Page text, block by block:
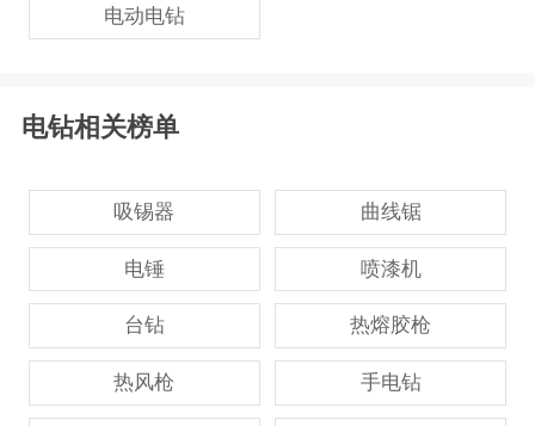
电动电钻
电钻相关榜单
吸锡器 曲线锯
电锤 喷漆机
台钻 热熔胶枪
热风枪 手电钻